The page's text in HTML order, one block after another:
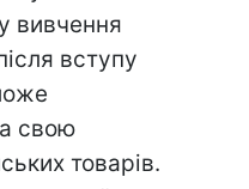
вивчення
вступу
свою
товарів.